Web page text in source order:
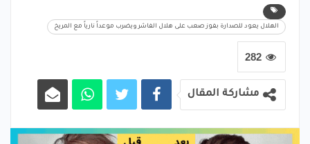
الهلال يعود للصدارة بفوز صعب على هلال الفاشر ويضرب موعداً نارياً مع المريخ
282
مشاركة المقال